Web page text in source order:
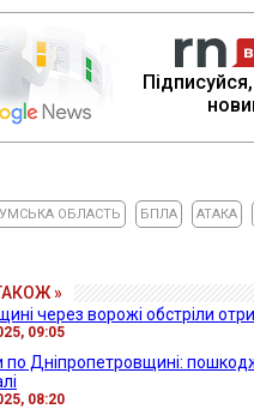
ОБЛАСТЬ БПЛА АТАКА
»
через ворожі обстріли
09:05
по Дніпропетровщині:
08:20